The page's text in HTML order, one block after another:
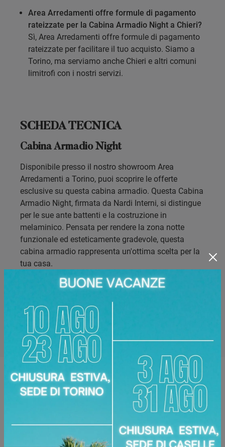
Area Arredamenti offre formule di pagamento
rateizzate per la Cabina Armadio Night a Chieri?
Sì, Area Arredamenti offre formule di pagamento
rateizzate per facilitare il tuo acquisto. Siamo a
Torino, ma serviamo anche Chieri e altri comuni
limitrofi con i nostri servizi.
SCHEDA TECNICA
Cabina Armadio Night
Disponibile presso il nostro showroom Area
Arredamenti a Torino, puoi scoprire le offerte
esclusive su questa cabina armadio. Questa Cabina
Armadio Night, firmata da Nardi Interni, si distingue
per le sue ante battenti e la costruzione in
melaminico. Pensata per rendere la zona notte
funzionale ed esteticamente gradevole, questa
cabina armadio rappresenta un'ottima scelta per la
tua casa.
Nardi Interni
Area Arredamenti Corso Racconigi, 134
Zone servite: Torino Torinese, Chieri, Chivasso,
Ciriè, Collegno, Moncalieri, Settimo Torinese...
Richiedi Maggiori Informazioni